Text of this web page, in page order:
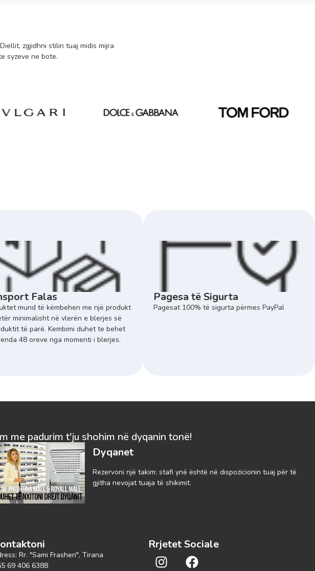
zgjidhni stilin tuaj midis mijra
syzeve ne bote.
Falas
mund të këmbehen me një produkt
minimalisht në vlerën e blerjes së
të parë. Kembimi duhet te behet
48 oreve nga momenti i blerjes.
Pagesa të Sigurta
Pagesat 100% të sigurta përmes PayPal
me padurim t'ju shohim në dyqanin tonë!
Dyqanet
Rezervoni një takim: stafi ynë është në dispozicionin tuaj për të
gjitha nevojat tuaja të shikimit.
Rr. "Sami Frasheri", Tirana
69 406 6388
Rrjetet Sociale